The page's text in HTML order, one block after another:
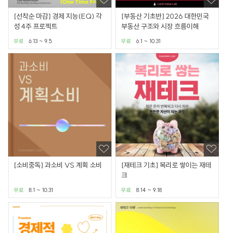
[선착순 마감] 경제 지능(EQ) 각
성 4주 프로젝트
6.13 ~ 9.5
무료
[부동산 기초반] 2026 대한민국
부동산 구조와 시장 흐름이해
6.1 ~ 10.31
무료
[소비중독] 과소비 VS 계획 소비
8.1 ~ 10.31
무료
[재테크 기초] 복리로 쌓이는 재테
크
8.14 ~ 9.18
무료